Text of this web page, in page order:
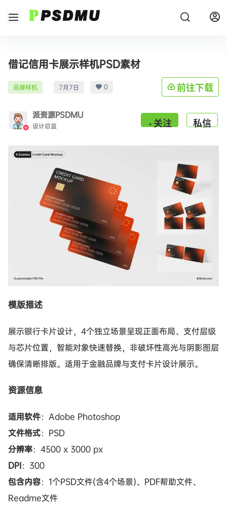
借记信用卡展示样机PSD素材
品牌样机 7月7日 0 前往下载
派资源PSDMU
设计总监 关注 私信
模版描述
展示银行卡片设计，4个独立场景呈现正面布局、支付层级
与芯片位置，智能对象快速替换，非破坏性高光与阴影图层
确保清晰排版。适用于金融品牌与支付卡片设计展示。
资源信息
适用软件：Adobe Photoshop
文件格式：PSD
分辨率：4500 x 3000 px
DPI：300
包含内容：1个PSD文件(含4个场景)、PDF帮助文件、
Readme文件